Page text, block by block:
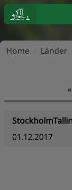
Home Länder
01.12.2017